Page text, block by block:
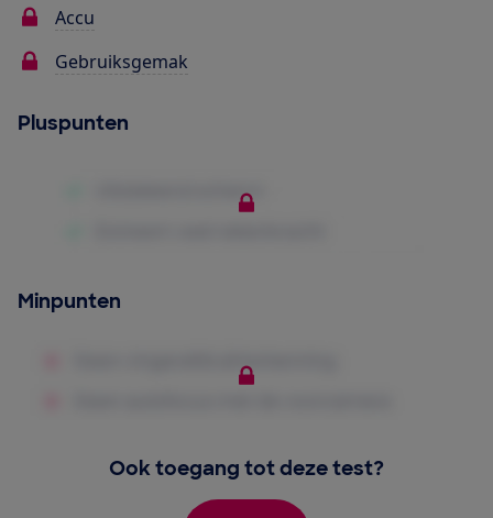
Accu
Gebruiksgemak
Pluspunten
Minpunten
Ook toegang tot deze test?